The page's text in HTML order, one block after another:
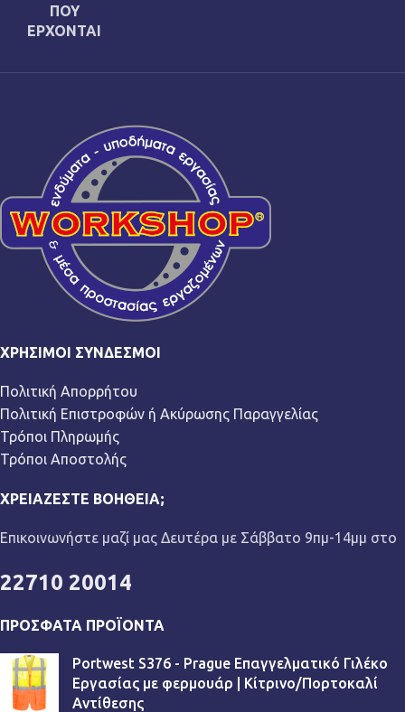
ΠΟΥ
ΕΡΧΟΝΤΑΙ
ΧΡΉΣΙΜΟΙ ΣΎΝΔΕΣΜΟΙ
Πολιτική Απορρήτου
Πολιτική Επιστροφών ή Ακύρωσης Παραγγελίας
Τρόποι Πληρωμής
Τρόποι Αποστολής
ΧΡΕΙΆΖΕΣΤΕ ΒΟΉΘΕΙΑ;
Επικοινωνήστε μαζί μας Δευτέρα με Σάββατο 9πμ-14μμ στο
22710 20014
ΠΡΌΣΦΑΤΑ ΠΡΟΪΌΝΤΑ
Portwest S376 - Prague Επαγγελματικό Γιλέκο
Εργασίας με φερμουάρ | Κίτρινο/Πορτοκαλί
Αντίθεσης